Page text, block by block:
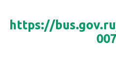
https://